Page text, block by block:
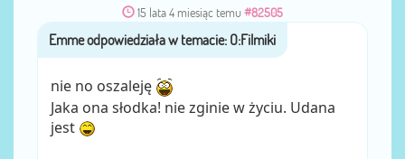
15 lata 4 miesiąc temu #82505
przezEmme
nie no oszaleję
Jaka ona słodka! nie zginie w życiu. Udana
jest